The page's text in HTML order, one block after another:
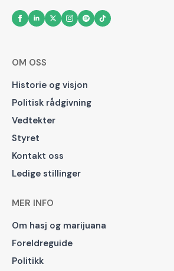
OM OSS
Historie og visjon
Politisk rådgivning
Vedtekter
Styret
Kontakt oss
Ledige stillinger
MER INFO
Om hasj og marijuana
Foreldreguide
Politikk